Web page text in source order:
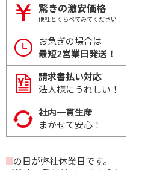
驚きの激安価格
他社とくらべてみてください！
お急ぎの場合は
最短2営業日発送！
請求書払い対応
法人様にうれしい！
社内一貫生産
まかせて安心！
の日が弊社休業日です。